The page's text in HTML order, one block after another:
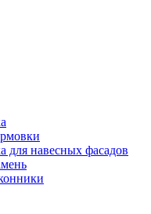
для навесных фасадов